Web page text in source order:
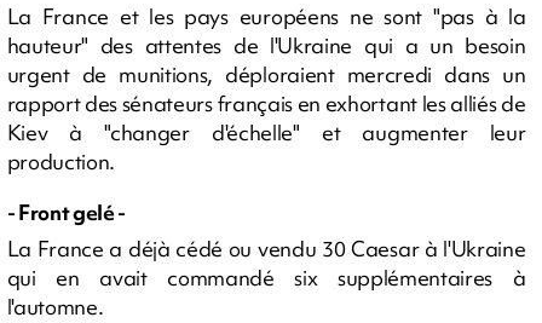
La France et les pays européens ne sont "pas à la
hauteur" des attentes de l'Ukraine qui a un besoin
urgent de munitions, déploraient mercredi dans un
rapport des sénateurs français en exhortant les alliés de
Kiev à "changer d'échelle" et augmenter leur
production.
- Front gelé -
La France a déjà cédé ou vendu 30 Caesar à l'Ukraine
qui en avait commandé six supplémentaires à
l'automne.